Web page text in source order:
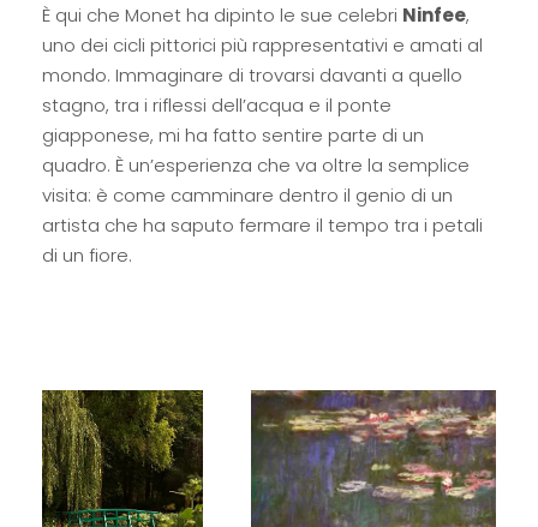
È qui che Monet ha dipinto le sue celebri Ninfee,
uno dei cicli pittorici più rappresentativi e amati al
mondo. Immaginare di trovarsi davanti a quello
stagno, tra i riflessi dell’acqua e il ponte
giapponese, mi ha fatto sentire parte di un
quadro. È un’esperienza che va oltre la semplice
visita: è come camminare dentro il genio di un
artista che ha saputo fermare il tempo tra i petali
di un fiore.